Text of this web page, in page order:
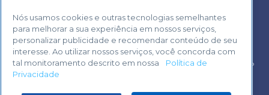
0800 570 0800
Voltar ao topo
Nós usamos cookies e outras tecnologias semelhantes
para melhorar a sua experiência em nossos serviços,
personalizar publicidade e recomendar conteúdo de seu
interesse. Ao utilizar nossos serviços, você concorda com
tal monitoramento descrito em nossa
Política de
Privacidade